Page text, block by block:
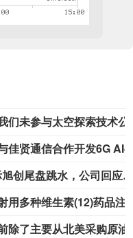
或受AAOI扩产冲击中际旭创尾盘跳水，公司回应：公司7月订单指引至今有效